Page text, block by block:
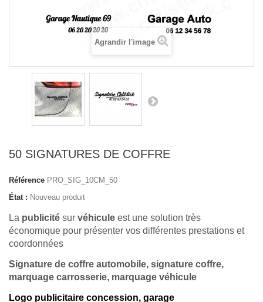
Agrandir l'image
50 SIGNATURES DE COFFRE
Référence PRO_SIG_10CM_50
État : Nouveau produit
La publicité sur véhicule est une solution très
économique pour présenter vos différentes prestations et
coordonnées
Signature de coffre automobile, signature coffre,
marquage carrosserie, marquage véhicule
Logo publicitaire concession, garage